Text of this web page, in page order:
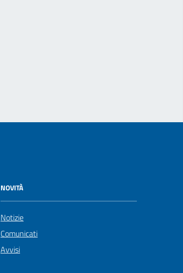
NOVITÀ
Notizie
Comunicati
Avvisi